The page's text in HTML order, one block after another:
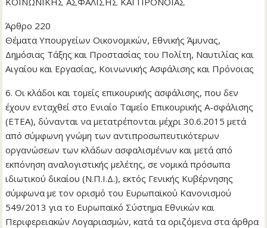
Άρθρο 220
Θέματα Υπουργείων Οικονομικών, Εθνικής Άμυνας,
Δημόσιας Τάξης και Προστασίας του Πολίτη, Ναυτιλίας και
Αιγαίου και Εργασίας, Κοινωνικής Ασφάλισης και Πρόνοιας
6. Οι κλάδοι και τομείς επικουρικής ασφάλισης, που δεν
έχουν ενταχθεί στο Ενιαίο Ταμείο Επικουρικής Α-σφάλισης
(ΕΤΕΑ), δύνανται να μετατρέπονται μέχρι 30.6.2015 μετά
από σύμφωνη γνώμη των αντιπροσωπευτικότερων
οργανώσεων των κλάδων ασφαλισμένων και μετά από
εκπόνηση αναλογιστικής μελέτης, σε νομικά πρόσωπα
ιδιωτικού δικαίου (Ν.Π.Ι.Δ.), εκτός Γενικής Κυβέρνησης
σύμφωνα με τον ορισμό του Ευρωπαϊκού Κανονισμού
549/2013 για το Ευρωπαϊκό Σύστημα Εθνικών και
Περιφερειακών Λογαριασμών, κατά τα οριζόμενα στα άρθρα